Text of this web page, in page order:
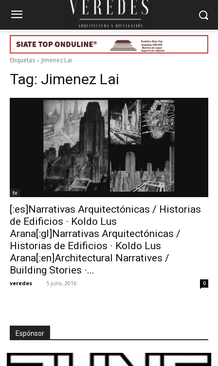
Etiquetas Jimenez Lai
Tag: Jimenez Lai
tv
[:es]Narrativas Arquitectónicas / Historias
de Edificios · Koldo Lus
Arana[:gl]Narrativas Arquitectónicas /
Historias de Edificios · Koldo Lus
Arana[:en]Architectural Narratives /
Building Stories ·...
veredes - 5 julio, 2016 0
Espónsor